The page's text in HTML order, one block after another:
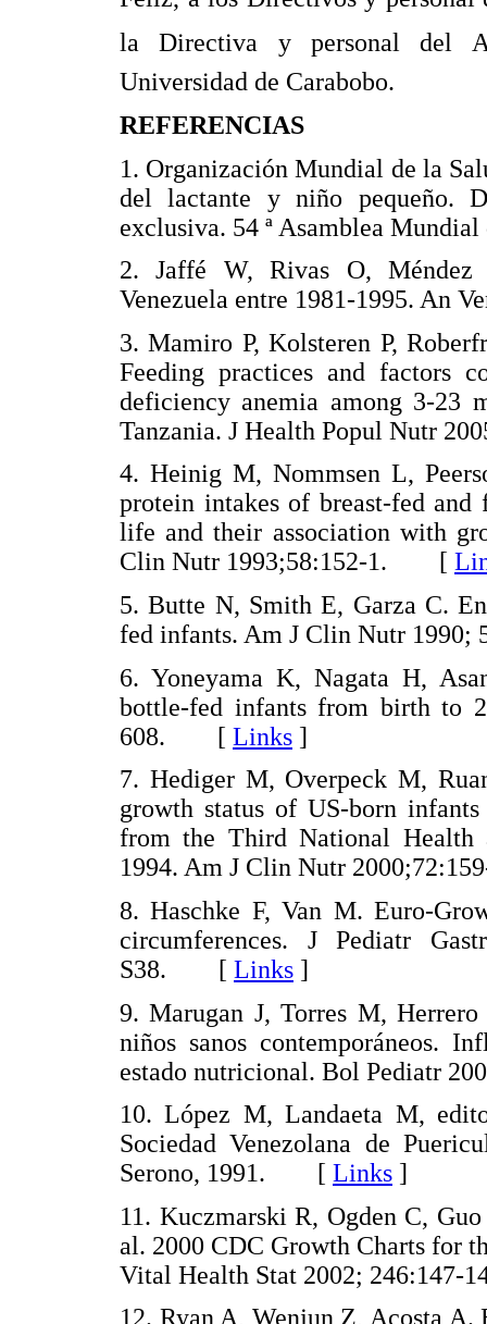
la Directiva y personal del
Universidad de Carabobo.
REFERENCIAS
1. Organización Mundial de la
del lactante y niño pequeño.
exclusiva. 54 ª Asamblea
2. Jaffé W, Rivas O, Méndez
Venezuela entre 1981-1995.
3. Mamiro P, Kolsteren P,
Feeding practices and factors
deficiency anemia among 3-
Tanzania. J Health Popul Nutr
4. Heinig M, Nommsen L,
protein intakes of breast-fed
life and their association with
Clin Nutr 1993;58:152-1. [
5. Butte N, Smith E, Garza C.
fed infants. Am J Clin Nutr
6. Yoneyama K, Nagata H,
bottle-fed infants from birth to
608. [ Links ]
7. Hediger M, Overpeck M,
growth status of US-born
from the Third National Health
1994. Am J Clin Nutr
8. Haschke F, Van M. Euro-
circumferences. J Pediatr
S38. [ Links ]
9. Marugan J, Torres M,
niños sanos contemporáneos.
estado nutricional. Bol Pediatr
10. López M, Landaeta M,
Sociedad Venezolana de
Serono, 1991. [ Links ]
11. Kuczmarski R, Ogden C,
al. 2000 CDC Growth Charts for
Vital Health Stat 2002;
12. Ryan A, Wenjun Z, Acosta A.